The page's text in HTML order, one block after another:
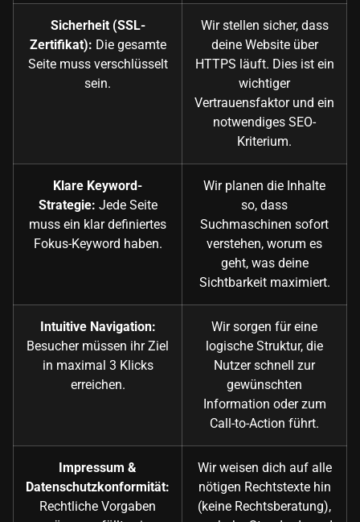
Sicherheit (SSL-
Zertifikat): Die gesamte
Seite muss verschlüsselt
sein.
Wir stellen sicher, dass
deine Website über
HTTPS läuft. Dies ist ein
wichtiger
Vertrauensfaktor und ein
notwendiges SEO-
Kriterium.
Klare Keyword-
Strategie: Jede Seite
muss ein klar definiertes
Fokus-Keyword haben.
Wir planen die Inhalte
so, dass
Suchmaschinen sofort
verstehen, worum es
geht, was deine
Sichtbarkeit maximiert.
Intuitive Navigation:
Besucher müssen ihr Ziel
in maximal 3 Klicks
erreichen.
Wir sorgen für eine
logische Struktur, die
Nutzer schnell zur
gewünschten
Information oder zum
Call-to-Action führt.
Impressum &
Datenschutzkonformität:
Rechtliche Vorgaben
Wir weisen dich auf alle
nötigen Rechtstexte hin
(keine Rechtsberatung),